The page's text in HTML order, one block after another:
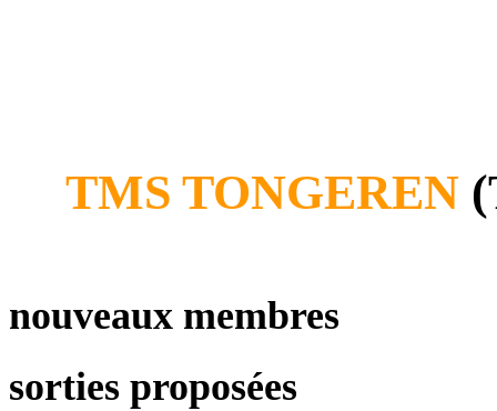
TMS TONGEREN
nouveaux membres
sorties proposées